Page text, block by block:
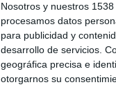
Nosotros y nuestros 1538
procesamos datos
para publicidad y
desarrollo de servicios.
geográfica precisa e
otorgarnos su